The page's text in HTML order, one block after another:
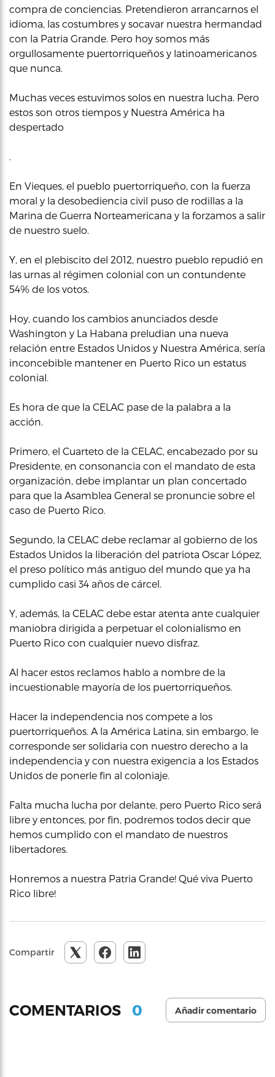
compra de conciencias. Pretendieron arrancarnos el
idioma, las costumbres y socavar nuestra hermandad
con la Patria Grande. Pero hoy somos más
orgullosamente puertorriqueños y latinoamericanos
que nunca.
Muchas veces estuvimos solos en nuestra lucha. Pero
estos son otros tiempos y Nuestra América ha
despertado
.
En Vieques, el pueblo puertorriqueño, con la fuerza
moral y la desobediencia civil puso de rodillas a la
Marina de Guerra Norteamericana y la forzamos a salir
de nuestro suelo.
Y, en el plebiscito del 2012, nuestro pueblo repudió en
las urnas al régimen colonial con un contundente
54% de los votos.
Hoy, cuando los cambios anunciados desde
Washington y La Habana preludian una nueva
relación entre Estados Unidos y Nuestra América, sería
inconcebible mantener en Puerto Rico un estatus
colonial.
Es hora de que la CELAC pase de la palabra a la
acción.
Primero, el Cuarteto de la CELAC, encabezado por su
Presidente, en consonancia con el mandato de esta
organización, debe implantar un plan concertado
para que la Asamblea General se pronuncie sobre el
caso de Puerto Rico.
Segundo, la CELAC debe reclamar al gobierno de los
Estados Unidos la liberación del patriota Oscar López,
el preso político más antiguo del mundo que ya ha
cumplido casi 34 años de cárcel.
Y, además, la CELAC debe estar atenta ante cualquier
maniobra dirigida a perpetuar el colonialismo en
Puerto Rico con cualquier nuevo disfraz.
Al hacer estos reclamos hablo a nombre de la
incuestionable mayoría de los puertorriqueños.
Hacer la independencia nos compete a los
puertorriqueños. A la América Latina, sin embargo, le
corresponde ser solidaria con nuestro derecho a la
independencia y con nuestra exigencia a los Estados
Unidos de ponerle fin al coloniaje.
Falta mucha lucha por delante, pero Puerto Rico será
libre y entonces, por fin, podremos todos decir que
hemos cumplido con el mandato de nuestros
libertadores.
Honremos a nuestra Patria Grande! Qué viva Puerto
Rico libre!
Compartir
COMENTARIOS 0 Añadir comentario